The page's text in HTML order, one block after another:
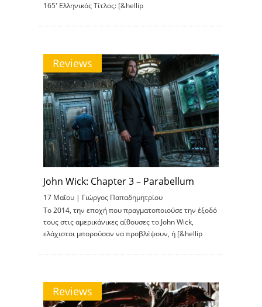
165′ Ελληνικός Τίτλος: [&hellip
Reviews
John Wick: Chapter 3 – Parabellum
17 Μαΐου | Γιώργος Παπαδημητρίου
To 2014, την εποχή που πραγματοποιούσε την έξοδό
τους στις αμερικάνικες αίθουσες το John Wick,
ελάχιστοι μπορούσαν να προβλέψουν, ή [&hellip
Reviews